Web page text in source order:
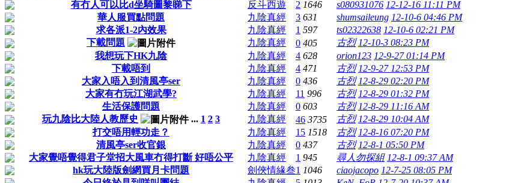
有冇人可以比d坐騎圖黎睇下
反斗西遊 2 1646 s080931076 12-12-16 11:11 PM
華人服買點問題
九陰真經 3 631 shumsaileung 12-10-6 04:46 PM
求各派1-2內效果
九陰真經 1 597 ts02322638 12-10-6 02:21 PM
下載問題
九陰真經 0 405 古烈 12-10-3 08:23 PM
我想玩下HK九陰
九陰真經 4 628 orion123 12-9-27 01:14 PM
下載唔到
九陰真經 4 471 古烈 12-9-27 12:53 PM
大家入唔入到清風亭ser
九陰真經 0 436 古烈 12-8-29 02:20 PM
大家有冇玩江湖武學?
九陰真經 11 996 古烈 12-8-29 01:32 PM
生活保護問題
九陰真經 0 603 古烈 12-8-29 11:16 AM
玩九陰比大陸人教歷史
... 1 2 3 九陰真經 46 3735 古烈 12-8-29 10:04 AM
打交唔用輕功走？
九陰真經 15 1518 古烈 12-8-16 07:20 PM
清風亭ser收官銀
九陰真經 0 437 古烈 12-8-1 05:50 PM
大家覺唔覺得君子堂招大風車冇得打斷 好唔公平
九陰真經 1 945 尋人勿探組 12-8-1 09:37 AM
hk玩大陸版劍網買月卡問題
劍俠情緣叁1 1046 ciaojacopo 12-7-25 08:05 PM